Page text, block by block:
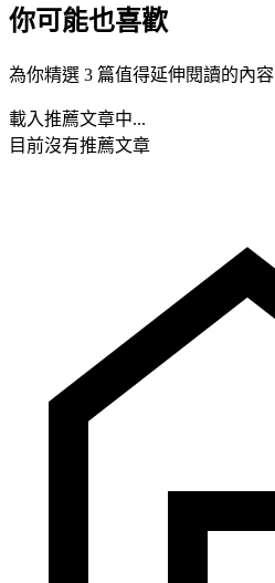
你可能也喜歡
為你精選 3 篇值得延伸閱讀的內容
載入推薦文章中...
目前沒有推薦文章